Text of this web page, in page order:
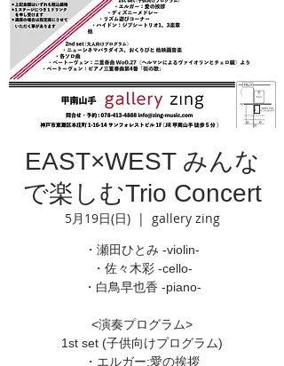
EAST×WEST みんな
で楽しむTrio Concert
5月19日(日)
  |
gallery zing
・瀬田ひとみ -violin-
・佐々木彩 -cello-
・白鳥早也香 -piano-
<演奏プログラム>
1st set (子供向けプログラム)
・エルガー:愛の挨拶